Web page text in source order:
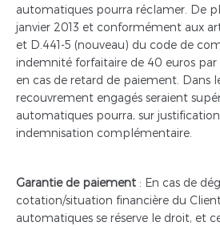
automatiques pourra réclamer. De
janvier 2013 et conformément aux
et D.441-5 (nouveau) du code de
indemnité forfaitaire de 40 euros par
en cas de retard de paiement. Dans
recouvrement engagés seraient
automatiques pourra, sur
indemnisation complémentaire.
Garantie de paiement : En cas de
cotation/situation financière du
automatiques se réserve le droit, et